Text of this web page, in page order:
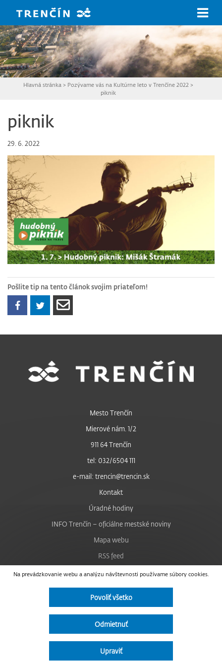
Hlavná stránka > Pozývame vás na Kultúrne leto v Trenčíne 2022 >
piknik
piknik
29. 6. 2022
Pošlite tip na tento článok svojim priateľom!
Na prevádzkovanie webu a analýzu návštevnosti používame súbory cookies.
Povoliť všetko
Odmietnuť
Upraviť
Mesto Trenčín
Mierové nám. 1/2
911 64 Trenčín
tel: 032/6504 111
e-mail: trencin@trencin.sk
Kontakt
Úradné hodiny
INFO Trenčín – oficiálne mestské noviny
Mapa webu
RSS feed
Nastavenie cookies
Facebook
Instagram
Vyhlásenie o prístupnosti